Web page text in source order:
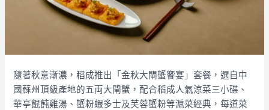
隨著秋意漸濃，稻成推出「金秋大閘蟹饗宴」套餐，選自中
國蘇州頂級產地的五両大閘蟹，配合稻成人氣涼菜三小碟、
華亭餛飩雞湯、蟹粉蝦多士及芙蓉蟹粉等滬菜經典，每道菜